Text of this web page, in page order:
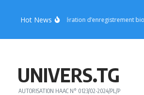
Hot News
Centrale : l’opération d’enregistrement
UNIVERS.TG
AUTORISATION HAAC N° 0123/02-2024/PL/P